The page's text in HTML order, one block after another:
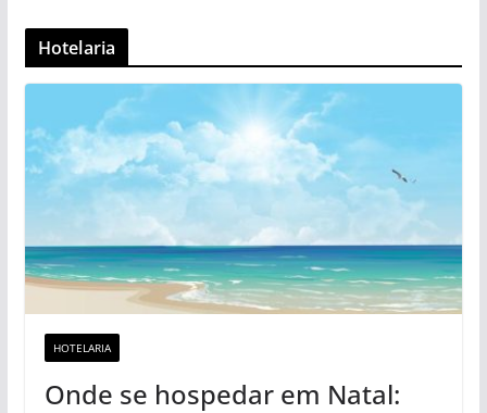
Hotelaria
HOTELARIA
Onde se hospedar em Natal: